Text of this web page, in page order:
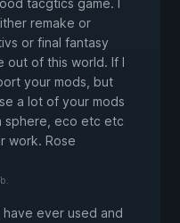
remake or
or final fantasy
out of this world. If I
your mods, but
a lot of your mods
sphere, eco etc etc
work. Rose
have ever used and